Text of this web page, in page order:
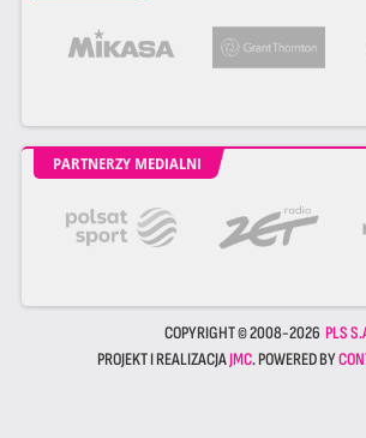
PARTNERZY MEDIALNI
COPYRIGHT © 2008-2026 PLS
PROJEKT I REALIZACJAJMC. POWERED BY